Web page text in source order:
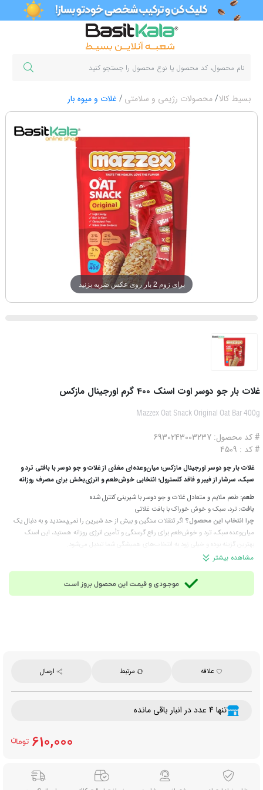
بسیط کالا محصولات رژیمی و سلامتی غلات و میوه بار
برای زوم 2 بار روی عکس ضربه بزنید
غلات بار جو دوسر اوت اسنک 400 گرم اورجینال مازکس
Mazzex Oat Snack Original Oat Bar 400g
# کد محصول: 6930243003237
# کد : 4509
غلات بار جو دوسر اورجینال مازکس؛ میان‌وعده‌ای مغذی از غلات و جو دوسر با بافتی ترد و
سبک، سرشار از فیبر و فاقد کلسترول؛ انتخابی خوش‌طعم و انرژی‌بخش برای مصرف روزانه
طعم: طعم ملایم و متعادل غلات و جو دوسر با شیرینی کنترل شده
بافت: ترد، سبک و خوش خوراک با بافت غلاتی
چرا انتخاب این محصول؟ اگر تنقلات سنگین و بیش‌ از حد شیرین را نمی‌پسندید و به‌ دنبال یک
میان‌وعده سبک، ترد و خوش‌طعم برای رفع گرسنگی و تأمین انرژی روزانه هستید، این اسنک
بهترین گزینه بوده و خیلی زود به انتخاب‌های همیشگی شما تبدیل می‌شود.
ترکیبات:جو دوسر ترکیبی (آرد گندم، مالتودکسترین مایع، آرد ذرت، شربت مالت، نشاسته ذرت و
توجه:
این محصول حاوی گلوتن، شیر و سویا است؛ در صورت حساسیت به این مواد، در مصرف
مشاهده بیشتر
علاقه مرتبط ارسال
تنها 4 عدد در انبار باقی مانده
610,000